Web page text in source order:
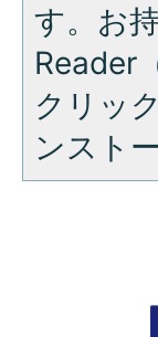
す。お
Reader
クリッ
ンスト